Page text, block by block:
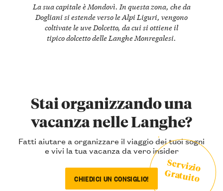
La sua capitale è Mondovì. In questa zona, che da
Dogliani si estende verso le Alpi Liguri, vengono
coltivate le uve Dolcetto, da cui si ottiene il
tipico dolcetto delle Langhe Monregalesi.
Stai organizzando una
vacanza nelle Langhe?
Fatti aiutare a organizzare il viaggio dei tuoi sogni
e vivi la tua vacanza da vero insider
CHIEDICI UN CONSIGLIO!
Servizio
Gratuito